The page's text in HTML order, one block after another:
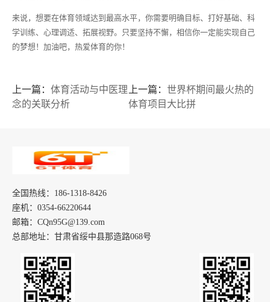
来说，想要在体育领域达到最高水平，你需要明确目标、打好基础、科
学训练、心理调适、拓展视野。只要坚持不懈，相信你一定能实现自己
的梦想！加油吧，热爱体育的你！
上一篇： 体育活动与中医理
念的关联分析
上一篇：世界杯期间最火热的
体育项目大比拼
全国热线：186-1318-8426
座机：0354-66220644
邮箱：CQn95G@139.com
总部地址：甘肃省绥中县那造路068号